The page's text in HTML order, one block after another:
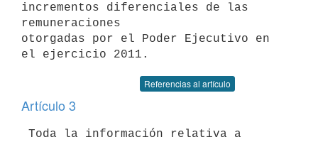
incrementos diferenciales de las
remuneraciones
otorgadas por el Poder Ejecutivo en
Referencias al artículo
Artículo 3